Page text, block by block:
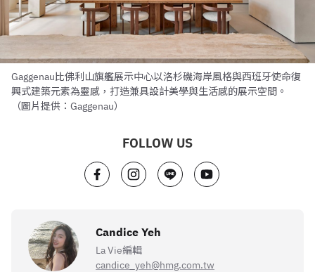
Gaggenau比佛利山旗艦展示中心以洛杉磯海岸風格與西班牙使命復
興式建築元素為靈感，打造兼具設計美學與生活感的展示空間。
（圖片提供：Gaggenau）
FOLLOW US
Candice Yeh
La Vie編輯
candice_yeh@hmg.com.tw